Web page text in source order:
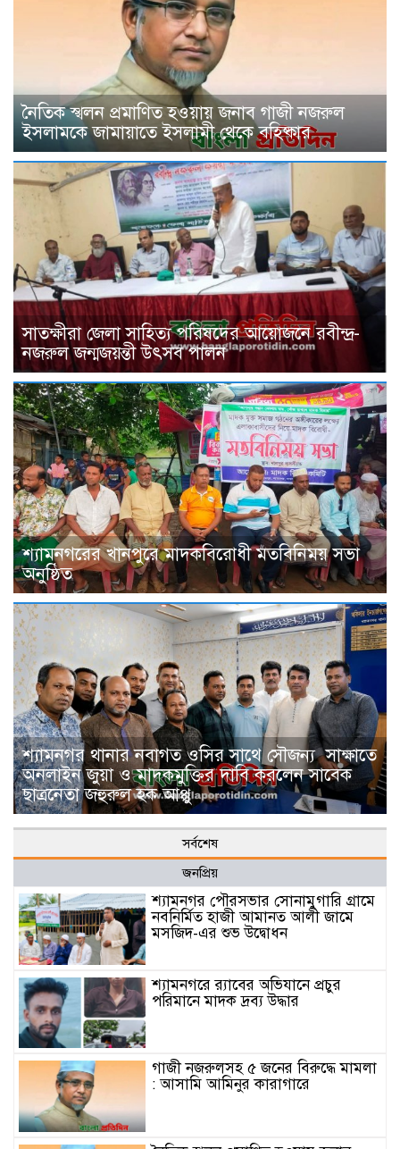
নৈতিক স্খলন প্রমাণিত হওয়ায় জনাব গাজী নজরুল
ইসলামকে জামায়াতে ইসলামী থেকে বহিষ্কার
সাতক্ষীরা জেলা সাহিত্য পরিষদের আয়োজনে রবীন্দ্র-
নজরুল জন্মজয়ন্তী উৎসব পালন
শ্যামনগরের খানপুরে মাদকবিরোধী মতবিনিময় সভা
অনুষ্ঠিত
শ্যামনগর থানার নবাগত ওসির সাথে সৌজন্য সাক্ষাতে
অনলাইন জুয়া ও মাদকমুক্তির দাবি করলেন সাবেক
ছাত্রনেতা জহুরুল হক আপ্পু
সর্বশেষ
জনপ্রিয়
শ্যামনগর পৌরসভার সোনামুগারি গ্রামে
নবনির্মিত হাজী আমানত আলী জামে
মসজিদ-এর শুভ উদ্বোধন
শ্যামনগরে র‍্যাবের অভিযানে প্রচুর
পরিমানে মাদক দ্রব্য উদ্ধার
গাজী নজরুলসহ ৫ জনের বিরুদ্ধে মামলা
: আসামি আমিনুর কারাগারে